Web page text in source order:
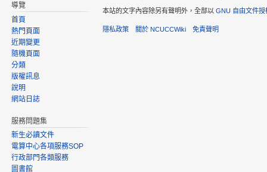
導覽
首頁
熱門頁面
近期變更
隨機頁面
分類
版權訊息
說明
網站日誌
服務問題集
新生必讀文件
電算中心各項服務SOP
行政部門各類服務
圖書館
本站的文字內容除另有聲明外，全部以 GNU 自由文件
隱私政策 關於 NCUCCWiki 免責聲明